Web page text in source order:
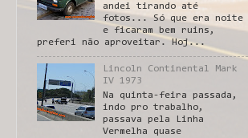
andei tirando até
fotos... Só que era noite
e ficaram bem ruins,
preferi não aproveitar. Hoj...
Lincoln Continental Mark
IV 1973
Na quinta-feira passada,
indo pro trabalho,
passava pela Linha
Vermelha quase